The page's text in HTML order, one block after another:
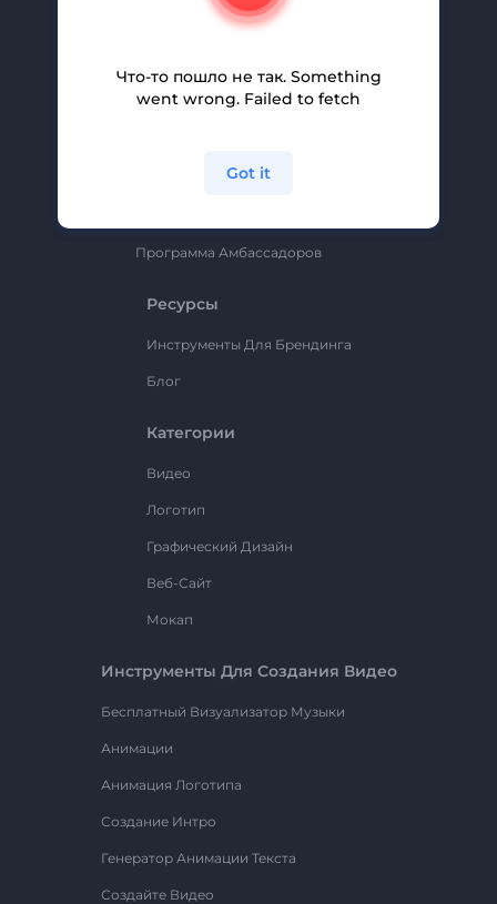
Помощь И Поддержка
Партнерская Программа
Политика Конфиденциальности
Программа Амбассадоров
Ресурсы
Инструменты Для Брендинга
Блог
Категории
Видео
Логотип
Графический Дизайн
Веб-Сайт
Мокап
Инструменты Для Создания Видео
Бесплатный Визуализатор Музыки
Анимации
Анимация Логотипа
Создание Интро
Генератор Анимации Текста
Создайте Видео
Что-то пошло не так. Something
went wrong. Failed to fetch
Got it